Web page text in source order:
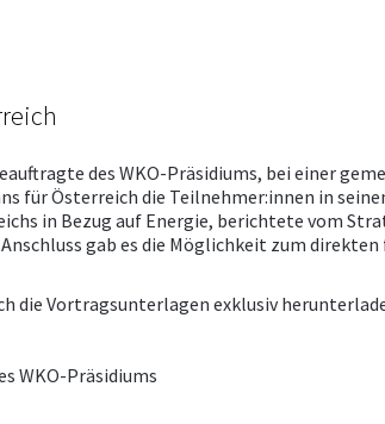
des WKO-Präsidiums, bei einer
Österreich die Teilnehmer:innen in
in Bezug auf Energie, berichtete vom
gab es die Möglichkeit zum
die Vortragsunterlagen exklusiv
WKO-Präsidiums